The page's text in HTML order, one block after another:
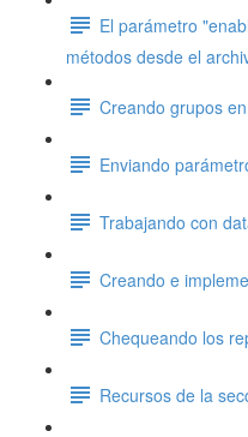
El parámetro
métodos desde el
Creando grupos
Enviando
Trabajando con
Creando e
Chequeando los
Recursos de la